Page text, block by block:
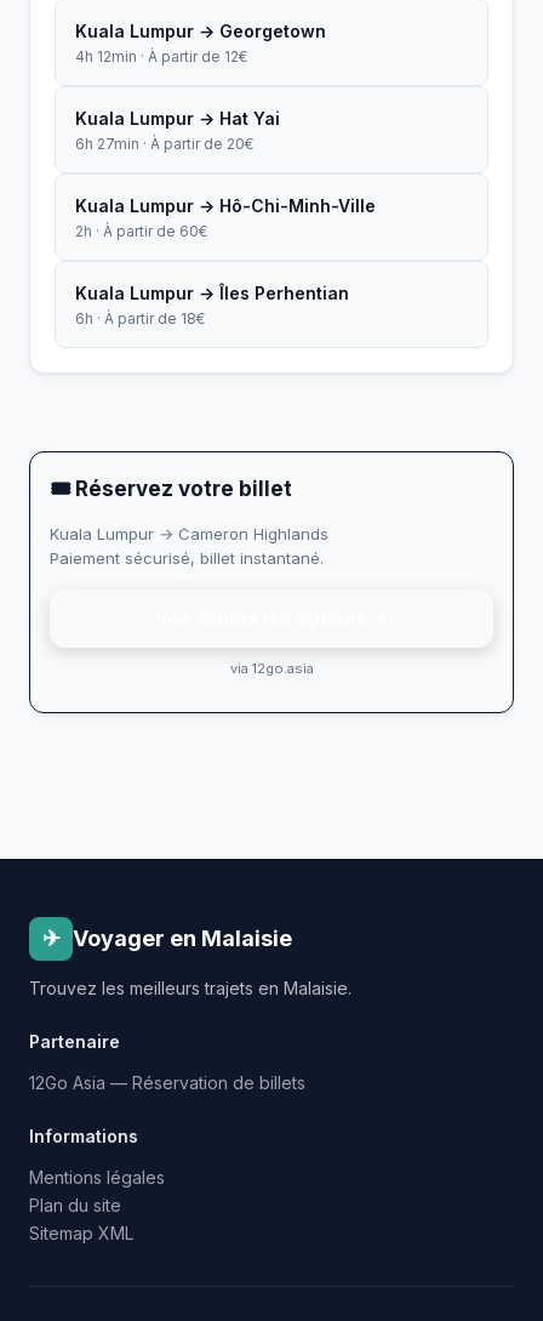
Kuala Lumpur → Georgetown
4h 12min · À partir de 12€
Kuala Lumpur → Hat Yai
6h 27min · À partir de 20€
Kuala Lumpur → Hô-Chi-Minh-Ville
2h · À partir de 60€
Kuala Lumpur → Îles Perhentian
6h · À partir de 18€
🎟 Réservez votre billet
Kuala Lumpur → Cameron Highlands
Paiement sécurisé, billet instantané.
via 12go.asia
✈ Voyager en Malaisie
Trouvez les meilleurs trajets en Malaisie.
Partenaire
12Go Asia — Réservation de billets
Informations
Mentions légales
Plan du site
Sitemap XML